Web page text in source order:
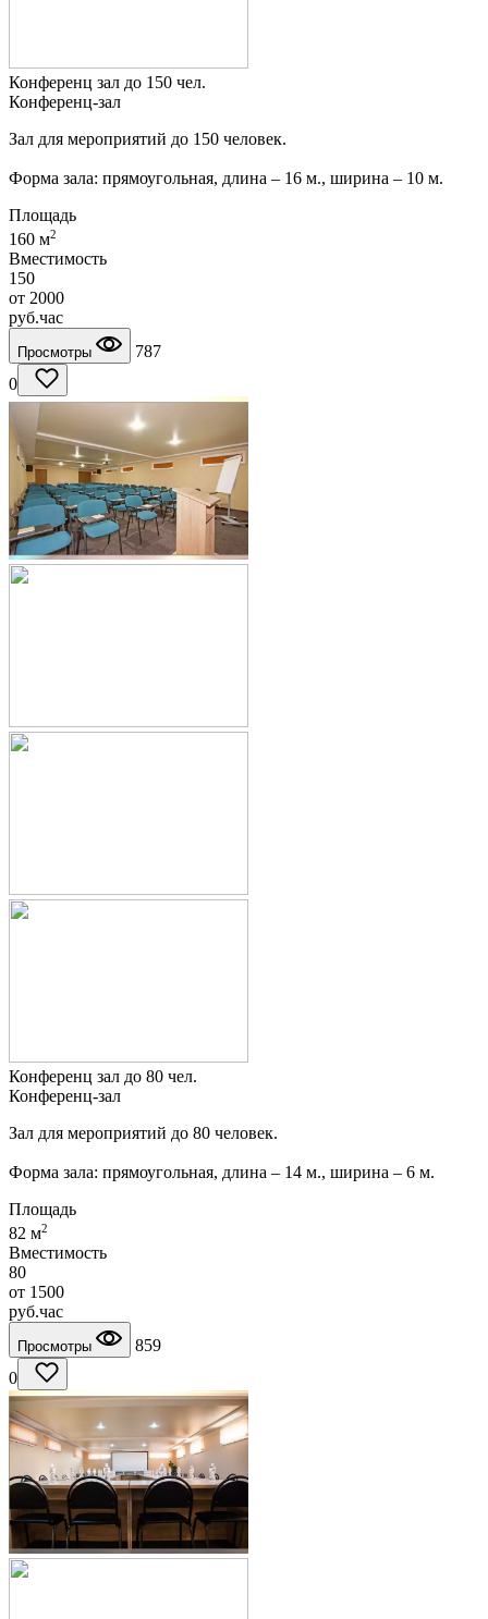
Конференц зал до 150 чел.
Конференц-зал
Зал для мероприятий до 150 человек.
Форма зала: прямоугольная, длина – 16 м., ширина – 10 м.
Площадь
160 м2
Вместимость
150
от 2000
руб.час
Просмотры
787
0
Конференц зал до 80 чел.
Конференц-зал
Зал для мероприятий до 80 человек.
Форма зала: прямоугольная, длина – 14 м., ширина – 6 м.
Площадь
82 м2
Вместимость
80
от 1500
руб.час
Просмотры
859
0